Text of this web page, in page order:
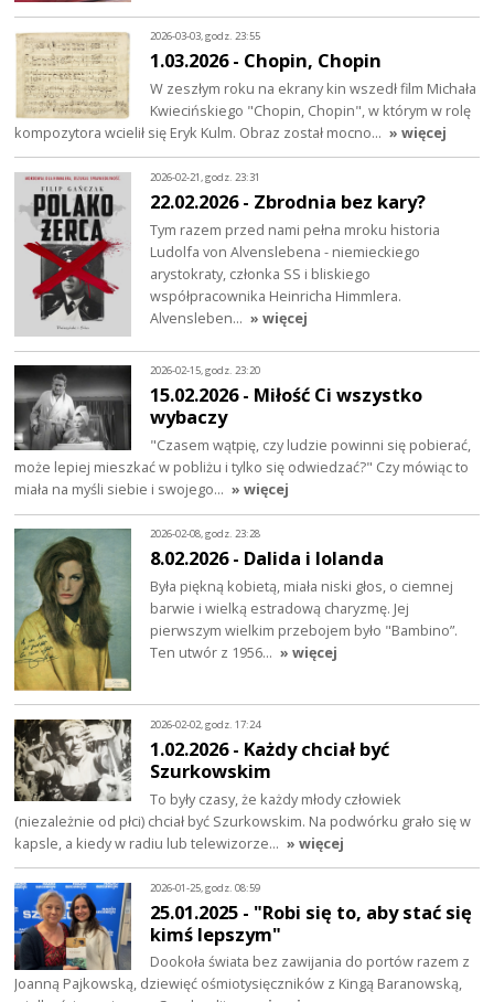
2026-03-03, godz. 23:55
1.03.2026 - Chopin, Chopin
W zeszłym roku na ekrany kin wszedł film Michała
Kwiecińskiego "Chopin, Chopin", w którym w rolę
kompozytora wcielił się Eryk Kulm. Obraz został mocno… » więcej
2026-02-21, godz. 23:31
22.02.2026 - Zbrodnia bez kary?
Tym razem przed nami pełna mroku historia
Ludolfa von Alvenslebena - niemieckiego
arystokraty, członka SS i bliskiego
współpracownika Heinricha Himmlera.
Alvensleben… » więcej
2026-02-15, godz. 23:20
15.02.2026 - Miłość Ci wszystko
wybaczy
"Czasem wątpię, czy ludzie powinni się pobierać,
może lepiej mieszkać w pobliżu i tylko się odwiedzać?" Czy mówiąc to
miała na myśli siebie i swojego… » więcej
2026-02-08, godz. 23:28
8.02.2026 - Dalida i Iolanda
Była piękną kobietą, miała niski głos, o ciemnej
barwie i wielką estradową charyzmę. Jej
pierwszym wielkim przebojem było "Bambino”.
Ten utwór z 1956… » więcej
2026-02-02, godz. 17:24
1.02.2026 - Każdy chciał być
Szurkowskim
To były czasy, że każdy młody człowiek
(niezależnie od płci) chciał być Szurkowskim. Na podwórku grało się w
kapsle, a kiedy w radiu lub telewizorze… » więcej
2026-01-25, godz. 08:59
25.01.2025 - "Robi się to, aby stać się
kimś lepszym"
Dookoła świata bez zawijania do portów razem z
Joanną Pajkowską, dziewięć ośmiotysięczników z Kingą Baranowską,